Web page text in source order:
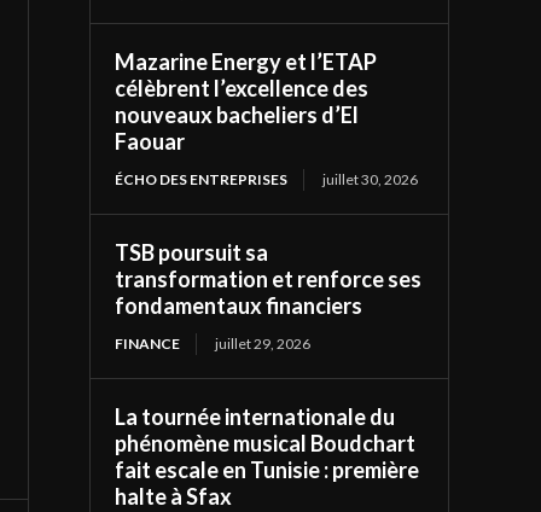
Mazarine Energy et l’ETAP
célèbrent l’excellence des
nouveaux bacheliers d’El
Faouar
ÉCHO DES ENTREPRISES juillet 30, 2026
TSB poursuit sa
transformation et renforce ses
fondamentaux financiers
FINANCE juillet 29, 2026
La tournée internationale du
phénomène musical Boudchart
fait escale en Tunisie : première
halte à Sfax